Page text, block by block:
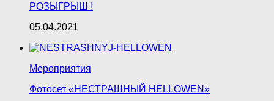
РОЗЫГРЫШ !
05.04.2021
Мероприятия
Фотосет «НЕСТРАШНЫЙ HELLOWEN»